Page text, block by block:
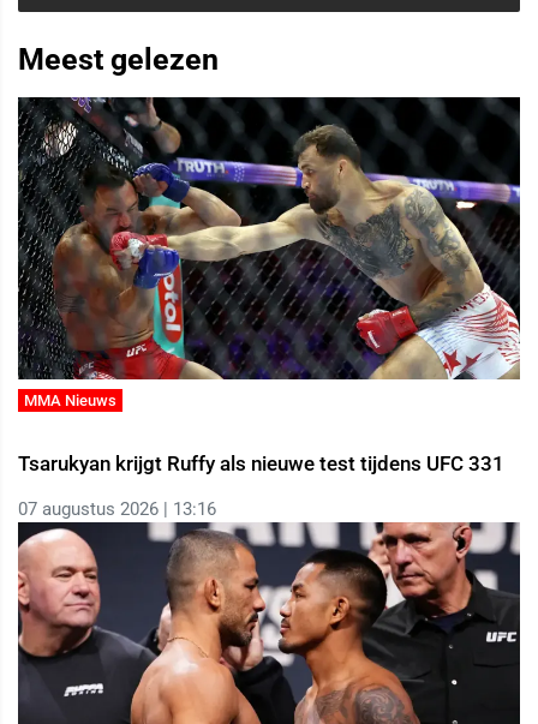
Meest gelezen
MMA Nieuws
Tsarukyan krijgt Ruffy als nieuwe test tijdens UFC 331
07 augustus 2026 | 13:16